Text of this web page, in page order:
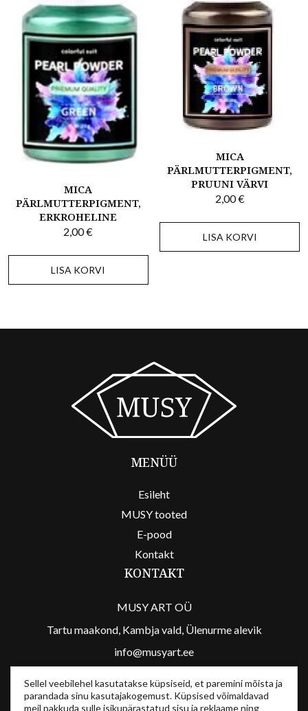
MICA
PÄRLMUTTERPIGMENT,
ERKROHELINE
2,00€
LISA KORVI
MICA
PÄRLMUTTERPIGMENT,
PRUUNI VÄRVI
2,00€
LISA KORVI
MENÜÜ
Esileht
MUSY tooted
E-pood
Kontakt
KONTAKT
MUSY ART OÜ
Tartu maakond, Kambja vald, Ülenurme alevik
info@musyart.ee
/musyart
Sellel veebilehel kasutatakse küpsiseid, et paremini mõista ja
parandada sinu kasutajakogemust. Küpsised võimaldavad
meil pakkuda sulle isikupärastatud sisu ja reklaame ning